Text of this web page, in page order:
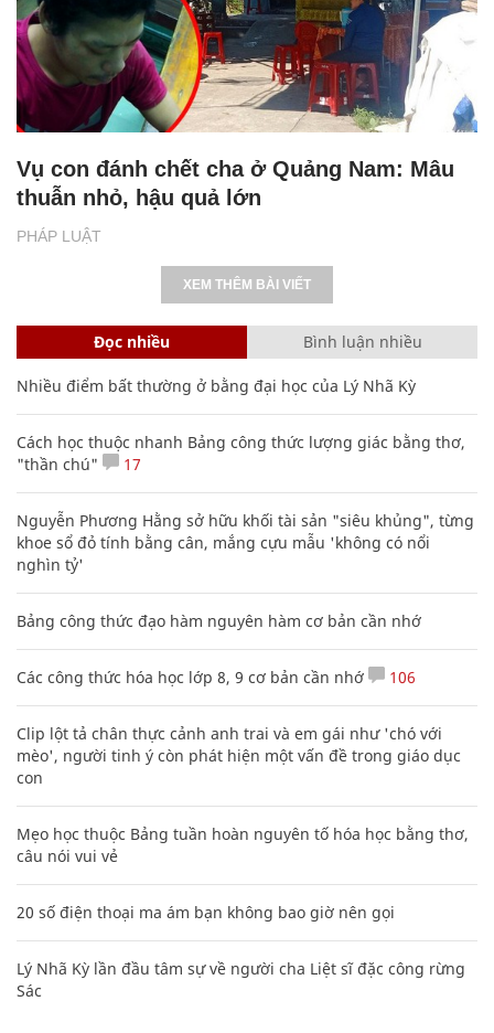
PHÁP LUẬT
Vụ con đánh chết cha ở Quảng Nam: Mâu
thuẫn nhỏ, hậu quả lớn
XEM THÊM BÀI VIẾT
Đọc nhiều Bình luận nhiều
Nhiều điểm bất thường ở bằng đại học của Lý Nhã Kỳ
Cách học thuộc nhanh Bảng công thức lượng giác bằng thơ,
"thần chú"
17
Nguyễn Phương Hằng sở hữu khối tài sản "siêu khủng", từng
khoe sổ đỏ tính bằng cân, mắng cựu mẫu 'không có nổi
nghìn tỷ'
Bảng công thức đạo hàm nguyên hàm cơ bản cần nhớ
Các công thức hóa học lớp 8, 9 cơ bản cần nhớ 106
Clip lột tả chân thực cảnh anh trai và em gái như 'chó với
mèo', người tinh ý còn phát hiện một vấn đề trong giáo dục
con
Mẹo học thuộc Bảng tuần hoàn nguyên tố hóa học bằng thơ,
câu nói vui vẻ
20 số điện thoại ma ám bạn không bao giờ nên gọi
Lý Nhã Kỳ lần đầu tâm sự về người cha Liệt sĩ đặc công rừng
Sác